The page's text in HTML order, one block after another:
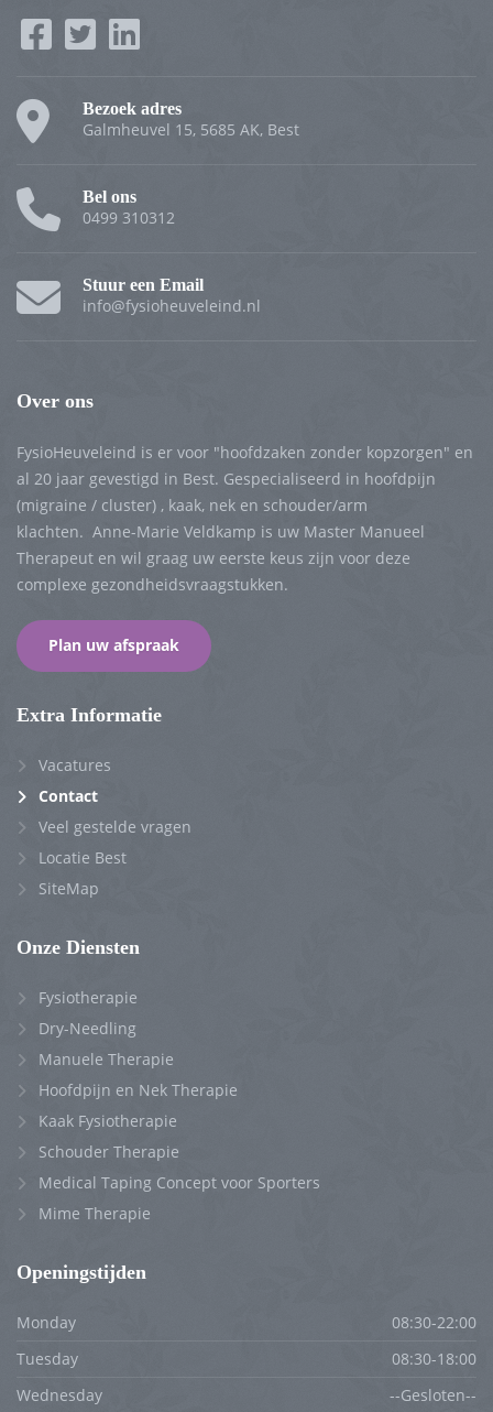
Bezoek adres
Galmheuvel 15, 5685 AK, Best
Bel ons
0499 310312
Stuur een Email
info@fysioheuveleind.nl
Over ons
FysioHeuveleind is er voor "hoofdzaken zonder kopzorgen" en
al 20 jaar gevestigd in Best. Gespecialiseerd in hoofdpijn
(migraine / cluster) , kaak, nek en schouder/arm
klachten. Anne-Marie Veldkamp is uw Master Manueel
Therapeut en wil graag uw eerste keus zijn voor deze
complexe gezondheidsvraagstukken.
Plan uw afspraak
Extra Informatie
Vacatures
Contact
Veel gestelde vragen
Locatie Best
SiteMap
Onze Diensten
Fysiotherapie
Dry-Needling
Manuele Therapie
Hoofdpijn en Nek Therapie
Kaak Fysiotherapie
Schouder Therapie
Medical Taping Concept voor Sporters
Mime Therapie
Openingstijden
Monday
08:30-22:00
Tuesday
08:30-18:00
Wednesday
--Gesloten--